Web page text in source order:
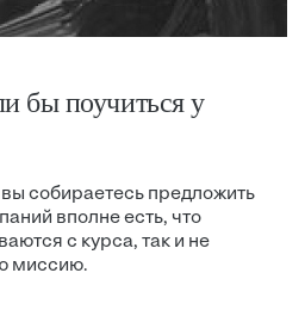
бы поучиться у
собираетесь предложить
вполне есть, что
с курса, так и не
миссию.